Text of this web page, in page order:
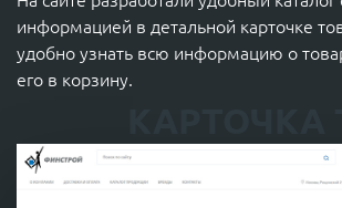
информацией в детальной карточке
удобно узнать всю информацию о
его в корзину.